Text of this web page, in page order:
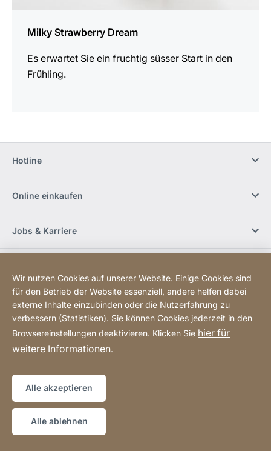
Milky Strawberry Dream
Es erwartet Sie ein fruchtig süsser Start in den
Frühling.
Hotline
Online einkaufen
Jobs & Karriere
Social Media
Newsletter bestellen
Website
[Website
information]
Sitemap
Wir nutzen Cookies auf unserer Website. Einige Cookies sind
für den Betrieb der Website essenziell, andere helfen dabei
externe Inhalte einzubinden oder die Nutzerfahrung zu
verbessern (Statistiken). Sie können Cookies jederzeit in den
Browsereinstellungen deaktivieren. Klicken Sie hier für
weitere Informationen.
Alle akzeptieren
Alle ablehnen